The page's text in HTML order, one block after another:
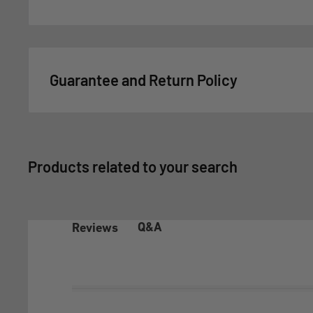
Guarantee and Return Policy
Exchange and Returns Policy that we deliver as a
Rights, the client before exercising any of the rights
Products related to your search
Reviews Q&A